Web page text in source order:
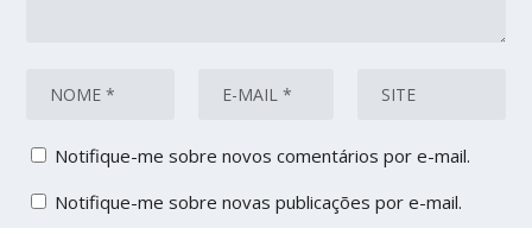
Notifique-me sobre novos comentários por e-mail.
Notifique-me sobre novas publicações por e-mail.